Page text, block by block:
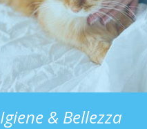
Igiene & Bellezza